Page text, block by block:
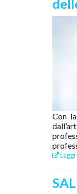
Con
Leggi